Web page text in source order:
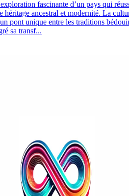
fascinante d’un pays qui
héritage ancestral et modernité. La
pont unique entre les traditions
sa transf...